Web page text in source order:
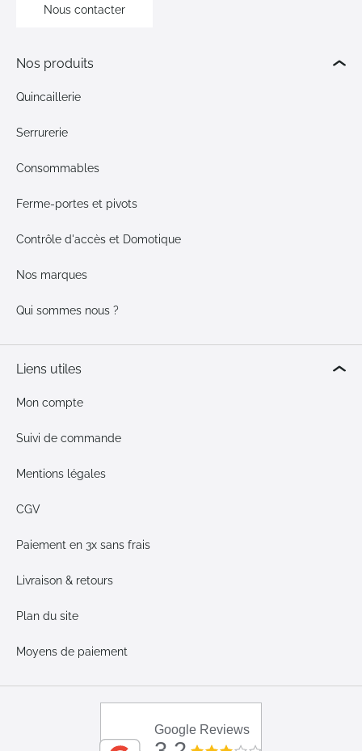
Nous contacter
Nos produits
Quincaillerie
Serrurerie
Consommables
Ferme-portes et pivots
Contrôle d'accès et Domotique
Nos marques
Qui sommes nous ?
Liens utiles
Mon compte
Suivi de commande
Mentions légales
CGV
Paiement en 3x sans frais
Livraison & retours
Plan du site
Moyens de paiement
Google Reviews